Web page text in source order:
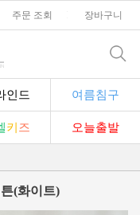
주문 조회 장바구니
인드 여름침구
키 즈 오늘출발
(화이트)